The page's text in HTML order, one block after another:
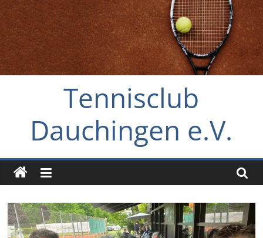
Zum
Inhalt
springen
Tennisclub
Dauchingen e.V.